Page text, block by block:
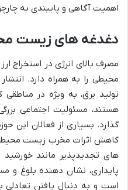
اهمیت آگاهی و پایبندی به
دغدغه های زیست
مصرف بالای انرژی در استخراج
محیطی را به همراه دارد.
تولید برق، به ویژه در
هستند، مسئولیت اجتماعی
گذارد. بسیاری از فعالان این
کاهش اثرات مخرب زیست محیطی
های تجدیدپذیر مانند
پایداری، نشان دهنده بلوغ و
است و به دنبال یافتن